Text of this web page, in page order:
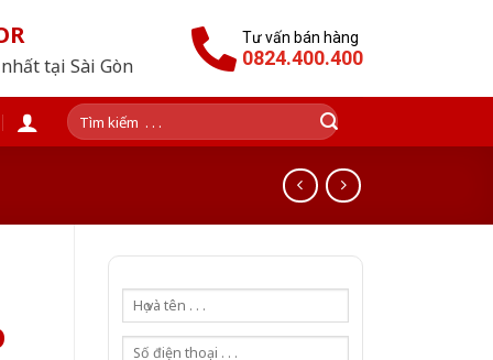
tại Sài Gòn
Tư vấn bán hàng
0824.400.400
Tìm
kiếm: